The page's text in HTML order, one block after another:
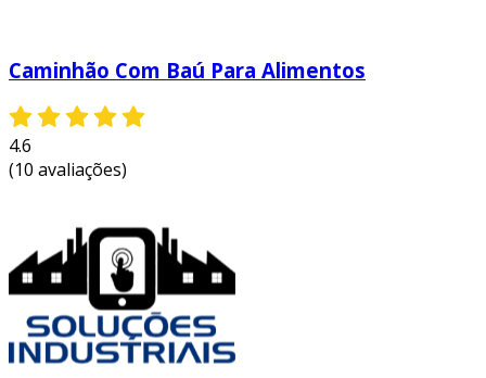
Caminhão Com Baú Para Alimentos
4.6
(10 avaliações)